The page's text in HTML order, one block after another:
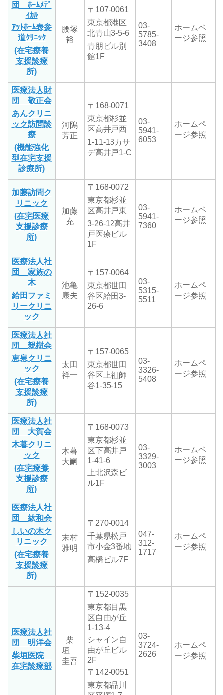
団 ﾎｰﾑﾒﾃﾞ
ｨｶﾙ
ｱｯﾄﾎｰﾑ表参
道ｸﾘﾆｯｸ
(在宅療養
支援診療
所)
腰塚
裕
〒107-0061
東京都港区
北青山3-5-6
青朋ビル別
館1F
03-
5785-
3408
ホームペ
ージ参照
医療法人財
団 敬正会
あんクリニ
ック訪問診
療
(機能強化
型在宅支援
診療所)
河隝
芳正
〒168-0071
東京都杉並
区高井戸西
1-11-13カサ
デ高井戸1-C
03-
5941-
6053
ホームペ
ージ参照
加藤訪問ク
リニック
(在宅医療
支援診療
所)
加藤
充
〒168-0072
東京都杉並
区高井戸東
3-26-12高井
戸医療ビル
1F
03-
5941-
7360
ホームペ
ージ参照
医療法人社
団 家族の
木
給田ファミ
リークリニ
ック
池亀
康夫
〒157-0064
東京都世田
谷区給田3-
26-6
03-
5315-
5511
ホームペ
ージ参照
医療法人社
団 親樹会
恵泉クリニ
ック
(在宅療養
支援診療
所)
太田
祥一
〒157-0065
東京都世田
谷区上祖師
谷1-35-15
03-
3326-
5408
ホームペ
ージ参照
医療法人社
団 大賀会
木暮クリニ
ック
(在宅療養
支援診療
所)
木暮
大嗣
〒168-0073
東京都杉並
区下高井戸
1-41-6
上北沢森ビ
ル1F
03-
3329-
3003
ホームペ
ージ参照
医療法人社
団 紘和会
しいの木ク
リニック
(在宅療養
支援診療
所)
末村
雅明
〒270-0014
千葉県松戸
市小金3番地
高橋ビル7F
047-
312-
1717
ホームペ
ージ参照
医療法人社
団 明洋会
柴垣医院
在宅診療部
柴
垣
圭吾
〒152-0035
東京都目黒
区自由が丘
1-13-4
シャイン自
由が丘ビル
2F
〒142-0051
東京都品川
03-
3724-
2626
ホームペ
ージ参照